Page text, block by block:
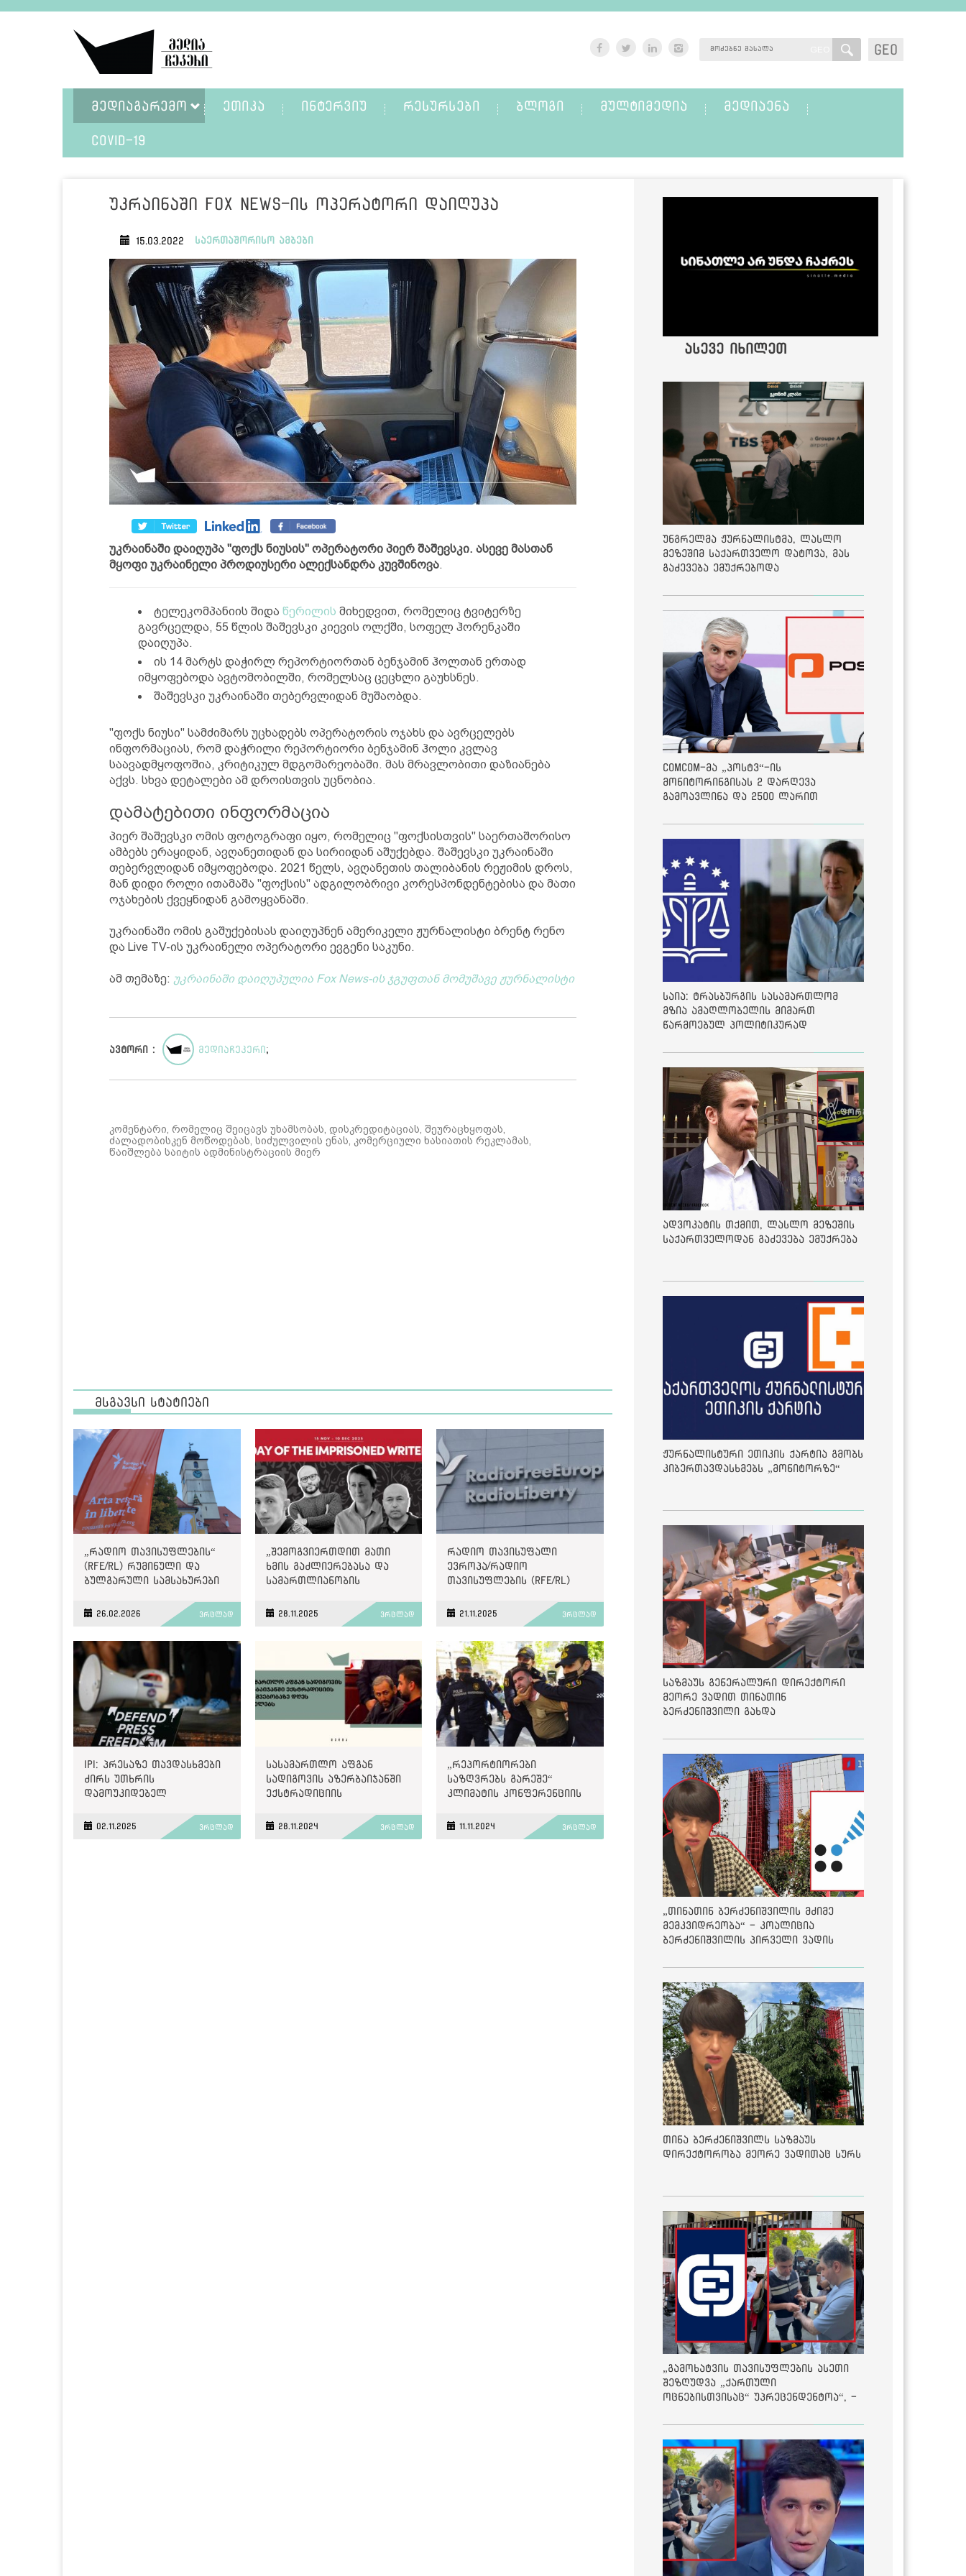
GEO
ᲛᲔᲓᲘᲐᲒᲐᲠᲔᲛᲝ ᲔᲗᲘᲙᲐ ᲘᲜᲢᲔᲠᲕᲘᲣ ᲠᲔᲡᲣᲠᲡᲔᲑᲘ ᲑᲚᲝᲒᲘ ᲛᲣᲚᲢᲘᲛᲔᲓᲘᲐ ᲛᲔᲓᲘᲐᲔᲜᲐ
COVID-19
უკრაინაში Fox News-ის ოპერატორი დაიღუპა
15.03.2022 საერთაშორისო ამბები
უკრაინაში დაიღუპა "ფოქს ნიუსის" ოპერატორი პიერ შაშევსკი. ასევე მასთან
მყოფი უკრაინელი პროდიუსერი ალექსანდრა კუვშინოვა.
ტელეკომპანიის შიდა წერილის მიხედვით, რომელიც ტვიტერზე
გავრცელდა, 55 წლის შაშევსკი კიევის ოლქში, სოფელ ჰორენკაში
დაიღუპა.
ის 14 მარტს დაჭირლ რეპორტიორთან ბენჯამინ ჰოლთან ერთად
იმყოფებოდა ავტომობილში, რომელსაც ცეცხლი გაუხსნეს.
შაშევსკი უკრაინაში თებერვლიდან მუშაობდა.
"ფოქს ნიუსი" სამძიმარს უცხადებს ოპერატორის ოჯახს და ავრცელებს
ინფორმაციას, რომ დაჭრილი რეპორტიორი ბენჯამინ ჰოლი კვლავ
საავადმყოფოშია, კრიტიკულ მდგომარეობაში. მას მრავლობითი დაზიანება
აქვს. სხვა დეტალები ამ დროისთვის უცნობია.
დამატებითი ინფორმაცია
პიერ შაშევსკი ომის ფოტოგრაფი იყო, რომელიც "ფოქსისთვის" საერთაშორისო
ამბებს ერაყიდან, ავღანეთიდან და სირიიდან აშუქებდა. შაშევსკი უკრაინაში
თებერვლიდან იმყოფებოდა. 2021 წელს, ავღანეთის თალიბანის რეჟიმის დროს,
მან დიდი როლი ითამაშა "ფოქსის" ადგილობრივი კორესპონდენტებისა და მათი
ოჯახების ქვეყნიდან გამოყვანაში.
უკრაინაში ომის გაშუქებისას დაიღუპნენ ამერიკელი ჟურნალისტი ბრენტ რენო
და Live TV-ის უკრაინელი ოპერატორი ევგენი საკუნი.
ამ თემაზე: უკრაინაში დაიღუპულია Fox News-ის ჯგუფთან მომუშავე ჟურნალისტი
ავტორი : მედიაჩეკერი ;
კომენტარი, რომელიც შეიცავს უხამსობას, დისკრედიტაციას, შეურაცხყოფას,
ძალადობისკენ მოწოდებას, სიძულვილის ენას, კომერციული ხასიათის რეკლამას,
წაიშლება საიტის ადმინისტრაციის მიერ
მსგავსი სტატიები
„რადიო თავისუფლების“
(RFE/RL) რუმინული და
ბულგარული სამსახურები
26.02.2026 ვრცლად
„შემოგვიერთდით მათი
ხმის გაძლიერებასა და
სამართლიანობის
International-ი
პატიმრობაში მყოფ „ოთხ
28.11.2025 ვრცლად
რადიო თავისუფალი
ევროპა/რადიო
თავისუფლების (RFE/RL)
მუშაობა შეწყვიტა
21.11.2025 ვრცლად
IPI: პრესაზე თავდასხმები
ძირს უთხრის
დამოუკიდებელ
თავისუფალ
საზოგადოებებს ტირანიისა
02.11.2025 ვრცლად
სასამართლო აფგან
სადიგოვის აზერბაიჯანში
ექსტრადიციის
იმსჯელებს
28.11.2024 ვრცლად
„რეპორტიორები
საზღვრებს გარეშე“
კლიმატის კონფერენციის
აზერბაიჯანელი
ჟურნალისტების
11.11.2024 ვრცლად
ასევე იხილეთ
უნგრელმა ჟურნალისტმა, ლასლო
მეზეშიმ საქართველო დატოვა, მას
გაძევება ემუქრებოდა
ComCom-მა „პოსტვ“-ის
მონიტორინგისას 2 დარღევა
გამოავლინა და 2500 ლარით
საია: ტრასბურგის სასამართლომ
მზია ამაღლობელის მიმართ
წარმოებულ პოლიტიკურად
მეოთხე საჩივარი დაარეგისტრირა
ადვოკატის თქმით, ლასლო მეზეშის
საქართველოდან გაძევება ემუქრება
ჟურნალისტური ეთიკის ქარტია გმობს
კიბერთავდასხმებს „მონიტორზე“
საზმაუს გენერალური დირექტორი
მეორე ვადით თინათინ
ბერძენიშვილი გახდა
„თინათინ ბერძენიშვილის მძიმე
მემკვიდრეობა“ - კოალიცია
ბერძენიშვილის პირველი ვადის
თინა ბერძენიშვილს საზმაუს
დირექტორობა მეორე ვადითაც სურს
„გამოხატვის თავისუფლების ასეთი
შეზღუდვა „ქართული
ოცნებისთვისაც“ უპრეცენდენტოა“, -